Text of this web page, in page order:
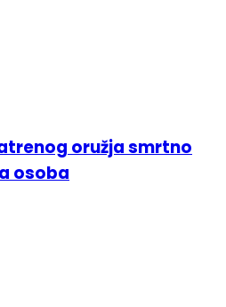
oružja smrtno
osoba